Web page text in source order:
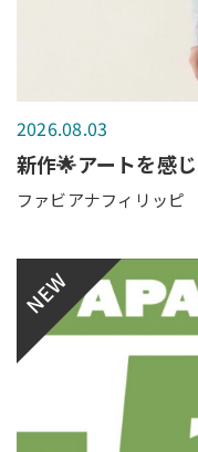
2026.08.03
新作🌟アートを感
ファビアナフィリッピ
NEW